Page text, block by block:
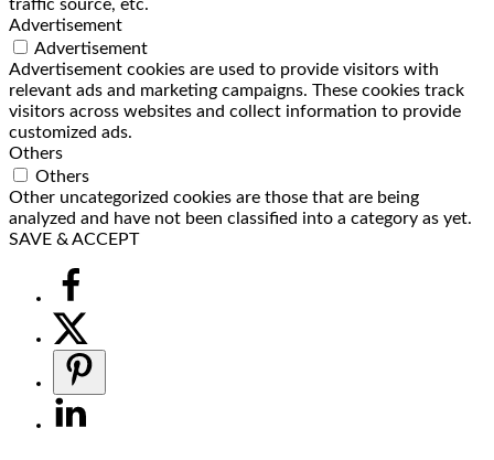
traffic source, etc.
Advertisement
Advertisement
Advertisement cookies are used to provide visitors with
relevant ads and marketing campaigns. These cookies track
visitors across websites and collect information to provide
customized ads.
Others
Others
Other uncategorized cookies are those that are being
analyzed and have not been classified into a category as yet.
SAVE & ACCEPT